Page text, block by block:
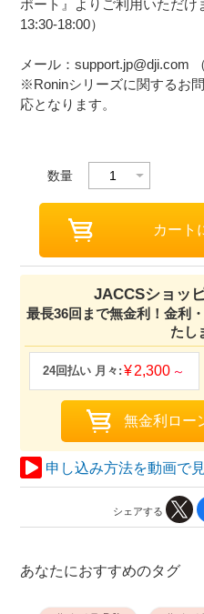
ポート』よりご利用いただけ
13:30-18:00）
メール：support.jp@dji.com
※Roninシリーズに関するお
応となります。
数量
JACCSショッ
最長36回まで無金利！金利
たし
2,300
申し込み方法を動画で
シェアする
あなたにおすすめのタグ